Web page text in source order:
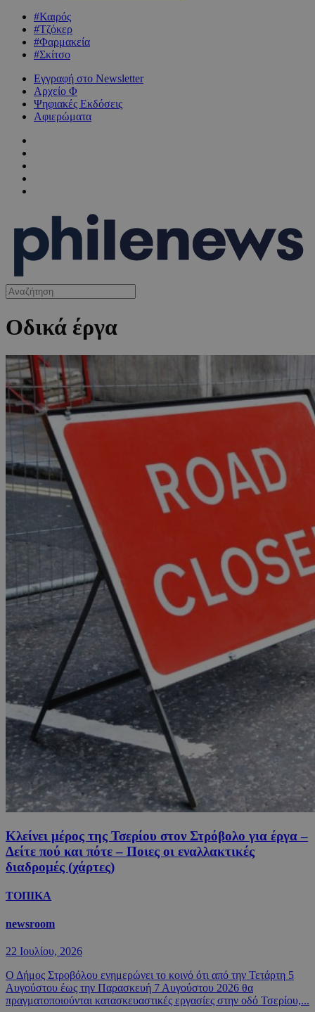
#Καιρός
#Τζόκερ
#Φαρμακεία
#Σκίτσο
Εγγραφή στο Newsletter
Αρχείο Φ
Ψηφιακές Εκδόσεις
Αφιερώματα
Οδικά έργα
Κλείνει μέρος της Τσερίου στον Στρόβολο για έργα –
Δείτε πού και πότε – Ποιες οι εναλλακτικές
διαδρομές (χάρτες)
ΤΟΠΙΚΑ
newsroom
22 Ιουλίου, 2026
Ο Δήμος Στροβόλου ενημερώνει το κοινό ότι από την Τετάρτη 5
Αυγούστου έως την Παρασκευή 7 Αυγούστου 2026 θα
πραγματοποιούνται κατασκευαστικές εργασίες στην οδό Τσερίου,...